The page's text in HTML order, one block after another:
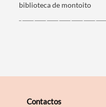
biblioteca de montoito
Contactos